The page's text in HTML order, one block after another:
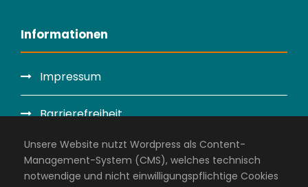
Informationen
Impressum
Barrierefreiheit
Datenschutzerklärung
Unsere Website nutzt Wordpress als Content-
Management-System (CMS), welches technisch
notwendige und nicht einwilligungspflichtige Cookies